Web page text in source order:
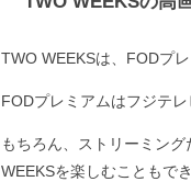
TWO WEEKSは、FODプ
FODプレミアムはフジテ
もちろん、ストリーミン
WEEKSを楽しむこともでき